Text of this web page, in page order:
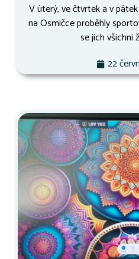
V úterý, ve čtvrtek a v
na Osmičce proběhly
se jich všichni
22